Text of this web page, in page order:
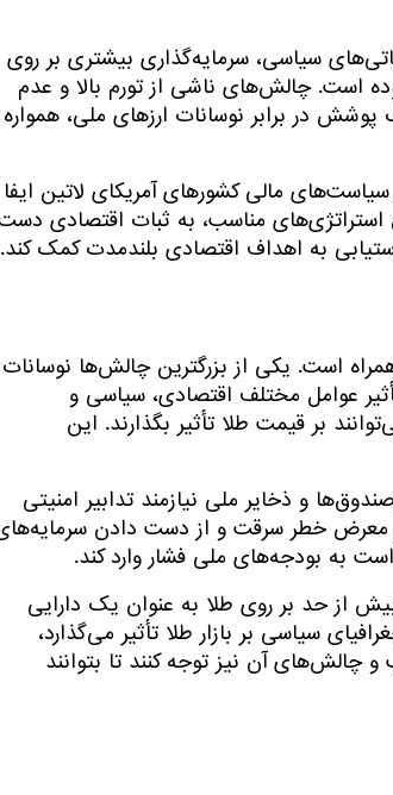
سیاسی، سرمایه‌گذاری بیشتری بر روی
است. چالش‌های ناشی از تورم بالا و عدم
در برابر نوسانات ارزهای ملی، همواره
مالی کشورهای آمریکای لاتین ایفا
استراتژی‌های مناسب، به ثبات اقتصادی
به اهداف اقتصادی بلندمدت کمک کند.
است. یکی از بزرگترین چالش‌ها نوسانات
عوامل مختلف اقتصادی، سیاسی و
بر قیمت طلا تأثیر بگذارند. این
و ذخایر ملی نیازمند تدابیر امنیتی
معرض خطر سرقت و از دست دادن
به بودجه‌های ملی فشار وارد کند.
بیش از حد بر روی طلا به عنوان یک دارایی
سیاسی بر بازار طلا تأثیر می‌گذارد،
چالش‌های آن نیز توجه کنند تا بتوانند